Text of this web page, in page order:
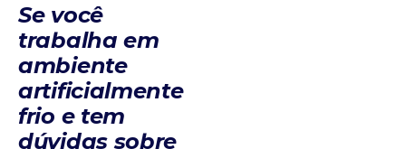
Se você
trabalha em
ambiente
artificialmente
frio e tem
dúvidas sobre